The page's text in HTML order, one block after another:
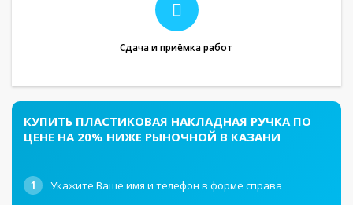
Сдача и приёмка работ
КУПИТЬ ПЛАСТИКОВАЯ НАКЛАДНАЯ РУЧКА ПО
ЦЕНЕ НА 20% НИЖЕ РЫНОЧНОЙ В КАЗАНИ
1 Укажите Ваше имя и телефон в форме справа